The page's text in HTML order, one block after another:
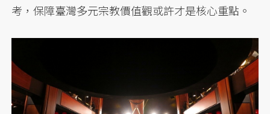
考，保障臺灣多元宗教價值觀或許才是核心重點。